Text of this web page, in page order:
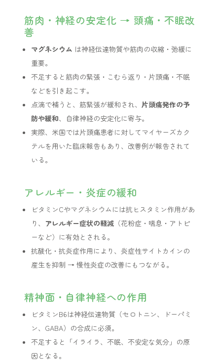
筋肉・神経の安定化 → 頭痛・不眠改
善
マグネシウム は神経伝達物質や筋肉の収縮・弛緩に
重要。
不足すると筋肉の緊張・こむら返り・片頭痛・不眠
などを引き起こす。
点滴で補うと、筋緊張が緩和され、片頭痛発作の予
防や緩和、自律神経の安定化に寄与。
実際、米国では片頭痛患者に対してマイヤーズカク
テルを用いた臨床報告もあり、改善例が報告されて
いる。
アレルギー・炎症の緩和
ビタミンCやマグネシウムには抗ヒスタミン作用があ
り、 アレルギー症状の軽減 （花粉症・喘息・アトピ
ーなど）に有効とされる。
抗酸化・抗炎症作用により、炎症性サイトカインの
産生を抑制 → 慢性炎症の改善にもつながる。
精神面・自律神経への作用
ビタミンB6は神経伝達物質（セロトニン、ドーパミ
ン、GABA）の合成に必須。
不足すると「イライラ、不眠、不安定な気分」の原
因となる。